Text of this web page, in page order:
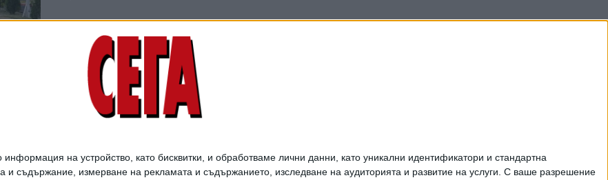
на устройство, като бисквитки, и обработваме лични данни, като уникални идентификатори и стандартна
съдържание, измерване на рекламата и съдържанието, изследване на аудиторията и развитие на услуги. С ваше разрешение
МЗ анализира трябва
ли ни внос на
медицински сестри
12 Март 2026